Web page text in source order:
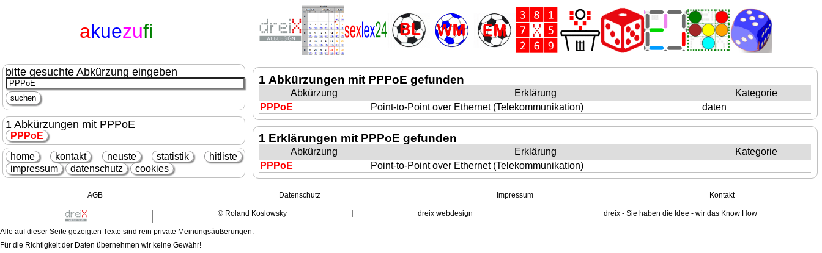
akuezufi
bitte gesuchte Abkürzung eingeben
1 Abkürzungen mit PPPoE
PPPoE
home kontakt neuste statistik
hitliste
impressum
datenschutz cookies
1 Abkürzungen mit PPPoE gefunden
Abkürzung Erklärung
Kategorie
PPPoE
Point-to-Point over Ethernet (Telekommunikation) daten
1 Erklärungen mit PPPoE gefunden
Abkürzung Erklärung
Kategorie
PPPoE
Point-to-Point over Ethernet (Telekommunikation)
AGB Datenschutz Impressum Kontakt
© Roland Koslowsky dreix webdesign dreix - Sie haben die Idee - wir das Know How
Alle auf dieser Seite gezeigten Texte sind rein private Meinungsäußerungen.
Für die Richtigkeit der Daten übernehmen wir keine Gewähr!